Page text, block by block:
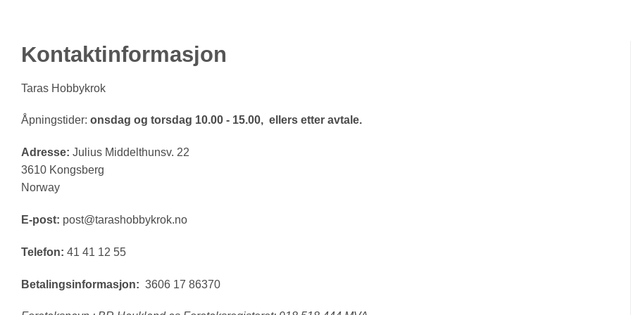
Kontaktinformasjon
Taras Hobbykrok
Åpningstider: onsdag og torsdag 10.00 - 15.00, ellers etter avtale.
Adresse: Julius Middelthunsv. 22
3610 Kongsberg
Norway
E-post: post@tarashobbykrok.no
Telefon: 41 41 12 55
Betalingsinformasjon: 3606 17 86370